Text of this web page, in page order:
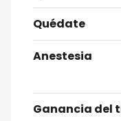
Quédate
Anestesia
Ganancia del